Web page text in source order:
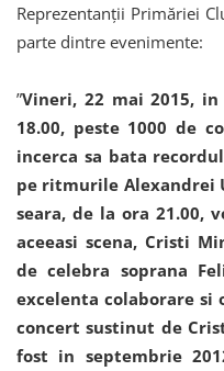
Reprezentanții Primăriei
parte dintre evenimente:
”Vineri, 22 mai 2015,
18.00, peste 1000 de
incerca sa bata
pe ritmurile Alexandrei
seara, de la ora 21.00,
aceeasi scena, Cristi
de celebra soprana
excelenta colaborare
concert sustinut de
fost in septembrie